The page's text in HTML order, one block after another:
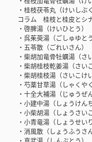
・桂枝茯苓丸（けいしぶく
コラム 桂枝と桂皮とシ
・啓脾湯（けいひとう）
・呉茱萸湯（ごしゅゆとう
・五苓散（ごれいさん）
・柴胡加竜骨牡蠣湯（さい
・柴胡桂枝乾姜湯（さいこ
・柴胡桂枝湯（さいこけい
・芍薬甘草湯（しゃくやく
・十全大補湯（じゅうぜん
・小建中湯（しょうけんち
・小柴胡湯（しょうさいこ
・小青竜湯（しょうせいり
・消風散（しょうふうさん